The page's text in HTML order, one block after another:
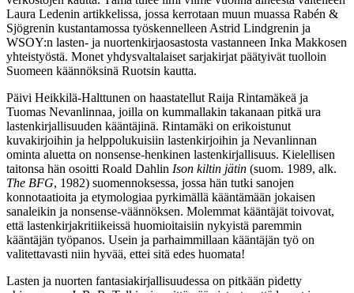
Laura Ledenin artikkelissa, jossa kerrotaan muun muassa Rabén &
Sjögrenin kustantamossa työskennelleen Astrid Lindgrenin ja
WSOY:n lasten- ja nuortenkirjaosastosta vastanneen Inka Makkosen
yhteistyöstä. Monet yhdysvaltalaiset sarjakirjat päätyivät tuolloin
Suomeen käännöksinä Ruotsin kautta.
Päivi Heikkilä-Halttunen on haastatellut Raija Rintamäkeä ja
Tuomas Nevanlinnaa, joilla on kummallakin takanaan pitkä ura
lastenkirjallisuuden kääntäjinä. Rintamäki on erikoistunut
kuvakirjoihin ja helppolukuisiin lastenkirjoihin ja Nevanlinnan
ominta aluetta on nonsense-henkinen lastenkirjallisuus. Kielellisen
taitonsa hän osoitti Roald Dahlin Ison kiltin jätin (suom. 1989, alk.
The BFG, 1982) suomennoksessa, jossa hän tutki sanojen
konnotaatioita ja etymologiaa pyrkimällä kääntämään jokaisen
sanaleikin ja nonsense-väännöksen. Molemmat kääntäjät toivovat,
että lastenkirjakritiikeissä huomioitaisiin nykyistä paremmin
kääntäjän työpanos. Usein ja parhaimmillaan kääntäjän työ on
valitettavasti niin hyvää, ettei sitä edes huomata!
Lasten ja nuorten fantasiakirjallisuudessa on pitkään pidetty